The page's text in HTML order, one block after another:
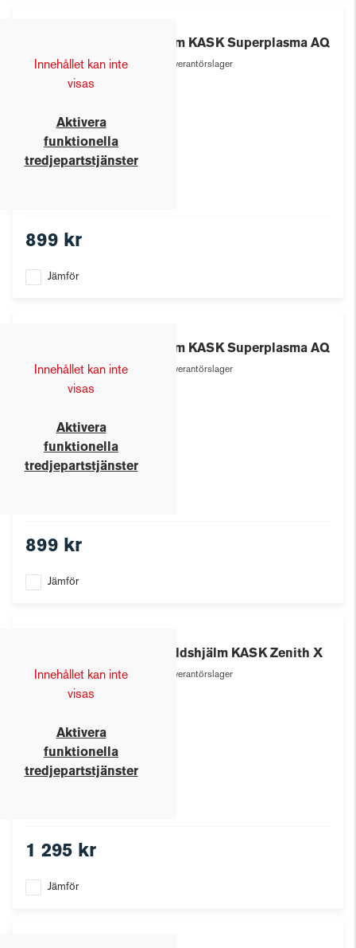
Innehållet kan inte
visas
Aktivera
funktionella
tredjepartstjänster
Hjälm KASK Superplasma AQ
Leverantörslager
899 kr
Jämför
Innehållet kan inte
visas
Aktivera
funktionella
tredjepartstjänster
Hjälm KASK Superplasma AQ
Leverantörslager
899 kr
Jämför
Innehållet kan inte
visas
Aktivera
funktionella
tredjepartstjänster
Skyddshjälm KASK Zenith X
Leverantörslager
1 295 kr
Jämför